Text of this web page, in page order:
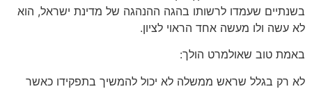
בשנתיים שעמדו לרשותו בהגה ההנהגה של מדינת ישראל, הוא
לא עשה ולו מעשה אחד הראוי לציון.
באמת טוב שאולמרט הולך:
לא רק בגלל שראש ממשלה לא יכול להמשיך בתפקידו כאשר